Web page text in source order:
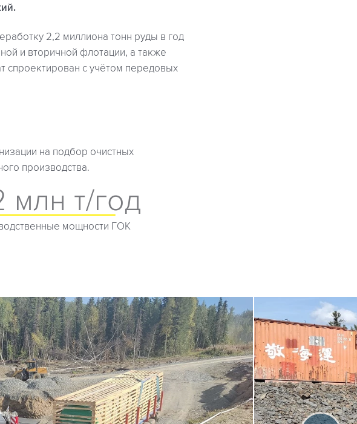
2,2 миллиона тонн руды в год
и вторичной флотации, а также
спроектирован с учётом передовых
на подбор очистных
производства.
млн т/год
мощности ГОК